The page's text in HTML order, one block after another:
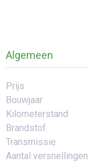
Algemeen
Prijs
Bouwjaar
Kilometerstand
Brandstof
Transmissie
Aantal versnellingen